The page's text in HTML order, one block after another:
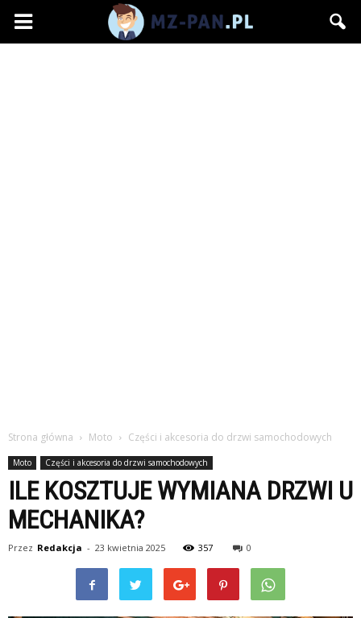
mz-
Strona główna Moto Części i akcesoria do drzwi samochodowych
Moto Części i akcesoria do drzwi samochodowych
ILE KOSZTUJE WYMIANA DRZWI U
MECHANIKA?
Przez Redakcja - 23 kwietnia 2025 357 0